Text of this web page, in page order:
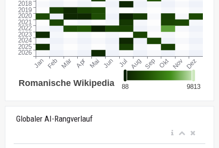
Globaler AI-Rangverlauf